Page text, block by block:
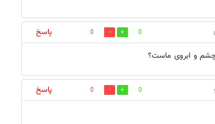
0
0
پاسخ
و ابروی ماست؟
0
0
پاسخ